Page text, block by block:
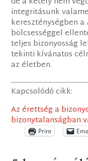
integritásunk
kereszténységben a
bölcsességgel
teljes bizonyosság
tekinti kívánatos
az életben.
Kapcsolódó cikk:
Az érettség a
bizonytalanságban
Print